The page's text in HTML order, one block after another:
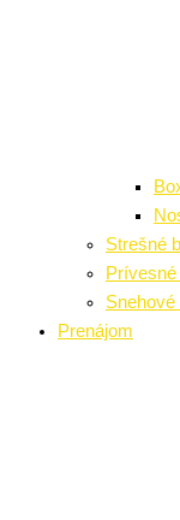
Strešné
Prenájom